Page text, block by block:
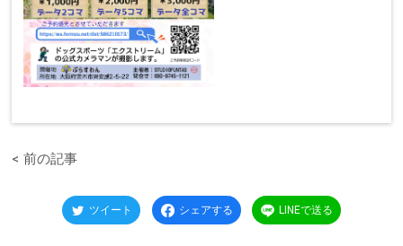
前の記事
ツイート シェアする LINEで送る